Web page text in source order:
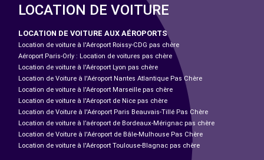
LOCATION DE VOITURE
LOCATION DE VOITURE AUX AÉROPORTS
Location de voiture à l'Aéroport Roissy-CDG pas chère
Aéroport Paris-Orly : Location de voitures pas chère
Location de voiture à l'Aéroport Lyon pas chère
Location de Voiture à l'Aéroport Nantes Atlantique Pas Chère
Location de voiture à l'Aéroport Marseille pas chère
Location de voiture à l'Aéroport de Nice pas chère
Location de Voiture à l'Aéroport Paris Beauvais-Tillé Pas Chère
Location de voiture à l’aéroport de Bordeaux-Mérignac pas chère
Location de Voiture à l'Aéroport de Bâle-Mulhouse Pas Chère
Location de voiture à l'Aéroport Toulouse-Blagnac pas chère